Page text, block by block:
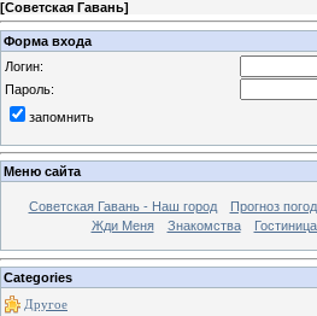
[Советская Гавань]
Форма входа
Логин:
Пароль:
запомнить
Меню сайта
Советская Гавань - Наш город Прогноз
Жди Меня
Знакомства
Categories
Другое